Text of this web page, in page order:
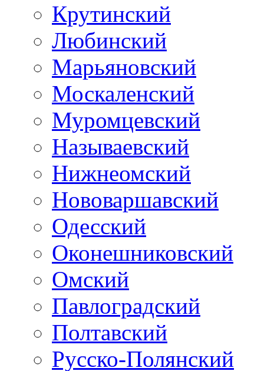
Крутинский
Любинский
Марьяновский
Москаленский
Муромцевский
Называевский
Нижнеомский
Нововаршавский
Одесский
Оконешниковский
Омский
Павлоградский
Полтавский
Русско-Полянский